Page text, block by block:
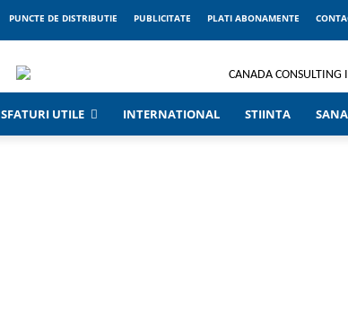
PUNCTE DE DISTRIBUTIE PUBLICITATE PLATI ABONAMENTE
SFATURI UTILE INTERNATIONAL STIINTA